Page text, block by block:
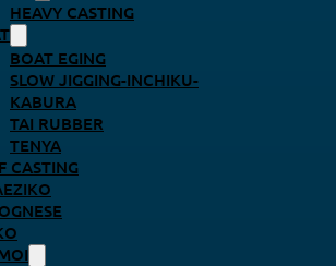
HEAVY CASTING
BOAT EGING
SLOW JIGGING-INCHIKU-
KABURA
TAI RUBBER
TENYA
CASTING